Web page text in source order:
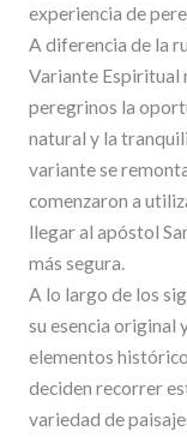
experiencia de
A diferencia de la
Variante Espiritual
peregrinos la
natural y la
variante se
comenzaron a
llegar al apóstol
más segura.
A lo largo de los
su esencia original
elementos
deciden recorrer
variedad de